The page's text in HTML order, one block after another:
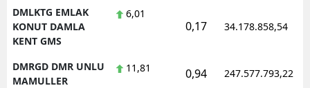
DMLKTG EMLAK
KONUT DAMLA
KENT GMS
6,01
0,17 34.178.858,54
DMRGD DMR UNLU
MAMULLER
11,81 0,94 247.577.793,22